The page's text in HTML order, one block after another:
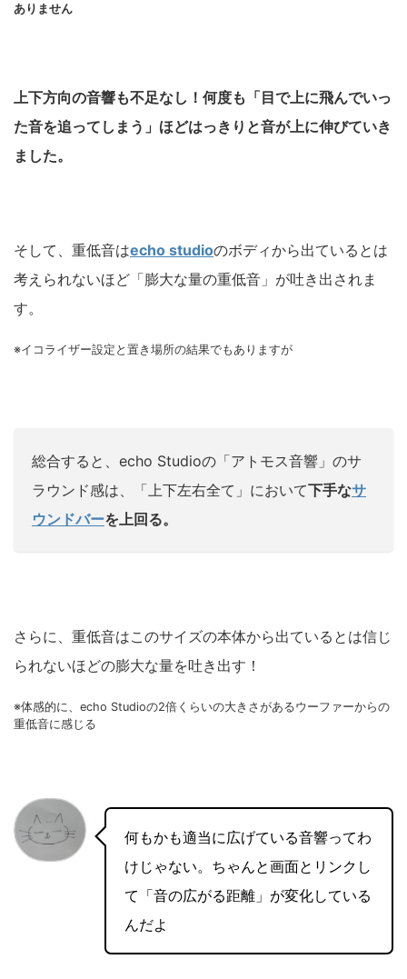
ありません
上下方向の音響も不足なし！何度も「目で上に飛んでいっ
た音を追ってしまう」ほどはっきりと音が上に伸びていき
ました。
そして、重低音はecho studioのボディから出ているとは
考えられないほど「膨大な量の重低音」が吐き出されま
す。
※イコライザー設定と置き場所の結果でもありますが
総合すると、echo Studioの「アトモス音響」のサ
ラウンド感は、「上下左右全て」において下手なサ
ウンドバーを上回る。
さらに、重低音はこのサイズの本体から出ているとは信じ
られないほどの膨大な量を吐き出す！
※体感的に、echo Studioの2倍くらいの大きさがあるウーファーからの
重低音に感じる
何もかも適当に広げている音響ってわ
けじゃない。ちゃんと画面とリンクし
て「音の広がる距離」が変化している
んだよ